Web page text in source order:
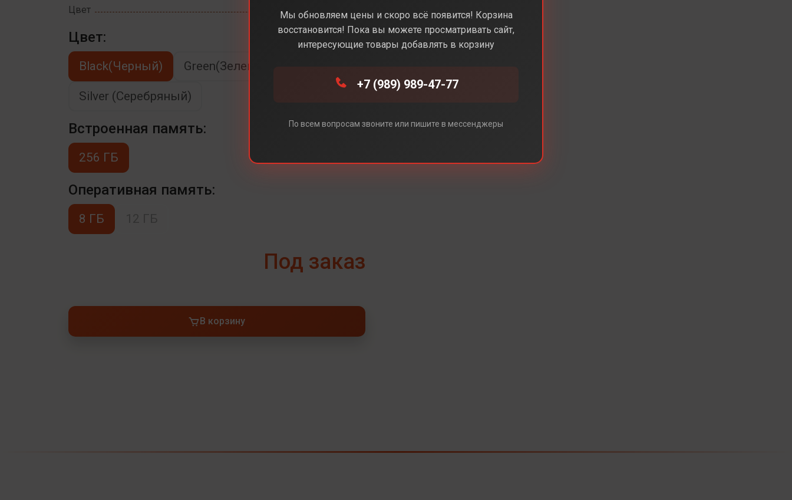
Цвет Black(Черный)
Цвет:
Black(Черный) Green(Зеленый)
Silver (Серебряный)
Встроенная память:
256 ГБ
Оперативная память:
8 ГБ
Под заказ
В корзину
Мы обновляем цены и скоро всё появится! Корзина
восстановится! Пока вы можете просматривать сайт,
интересующие товары добавлять в корзину
+7 (989) 989-47-77
По всем вопросам звоните или пишите в мессенджеры